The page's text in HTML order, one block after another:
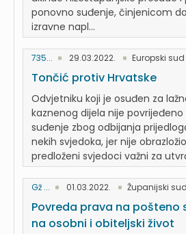
ponovno suđenje, činjenicom
izravne napl...
735... 29.03.2022. Europski
Tončić protiv Hrvatske
Odvjetniku koji je osuđen za
kaznenog dijela nije
suđenje zbog odbijanja
nekih svjedoka, jer nije
predloženi svjedoci važni za
Gž ... 01.03.2022. Županijski
Povreda prava na pošteno
na osobni i obiteljski život